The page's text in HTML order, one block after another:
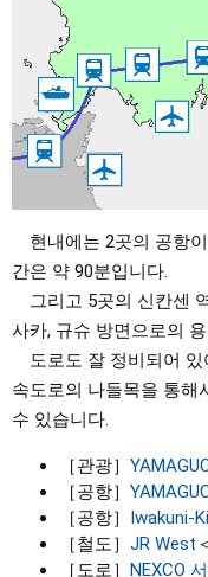
현내에는 2곳의 공항
간은 약 90분입니다.
그리고 5곳의 신칸센
사카, 규슈 방면으로의
도로도 잘 정비되어 있
속도로의 나들목을 통해
수 있습니다.
［관광］
［공항］
［공항］ Iwakuni-
［철도］ JR West
［도로］ NEXCO